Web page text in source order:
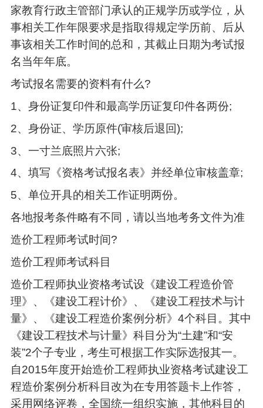
家教育行政主管部门承认的正规学历或学位，从
事相关工作年限要求是指取得规定学历前、后从
事该相关工作时间的总和，其截止日期为考试报
名当年年底。
考试报名需要的资料有什么?
1、身份证复印件和最高学历证复印件各两份;
2、身份证、学历原件(审核后退回);
3、一寸兰底照片六张;
4、填写《资格考试报名表》并经单位审核盖章;
5、单位开具的相关工作证明两份。
各地报考条件略有不同，请以当地考务文件为准
造价工程师考试时间?
造价工程师考试科目
造价工程师执业资格考试设《建设工程造价管
理》、《建设工程计价》、《建设工程技术与计
量》、《建设工程造价案例分析》4个科目。其中
《建设工程技术与计量》科目分为“土建”和“安
装”2个子专业，考生可根据工作实际选报其一。
自2015年度开始造价工程师执业资格考试建设工
程造价案例分析科目改为在专用答题卡上作答，
采用网络评卷，全国统一组织实施，其他科目的